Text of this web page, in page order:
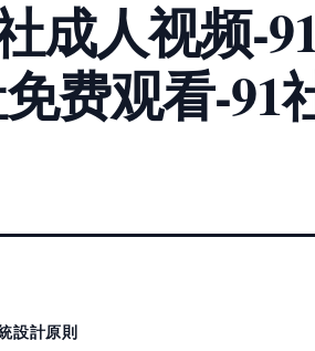
成人视频-
费观看-91
設計原則